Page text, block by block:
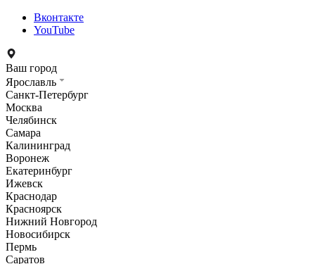
Вконтакте
YouTube
Ваш город
Ярославль
Санкт-Петербург
Москва
Челябинск
Самара
Калининград
Воронеж
Екатеринбург
Ижевск
Краснодар
Красноярск
Нижний Новгород
Новосибирск
Пермь
Саратов